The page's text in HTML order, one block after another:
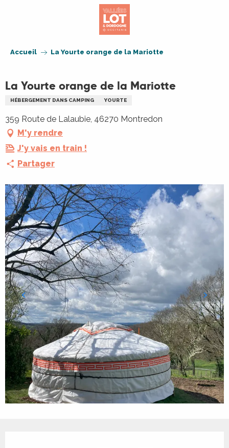
Accueil La Yourte orange de la Mariotte
La Yourte orange de la Mariotte
HÉBERGEMENT DANS CAMPING YOURTE
359 Route de Lalaubie, 46270 Montredon
M'y rendre
J'y vais en train !
Partager